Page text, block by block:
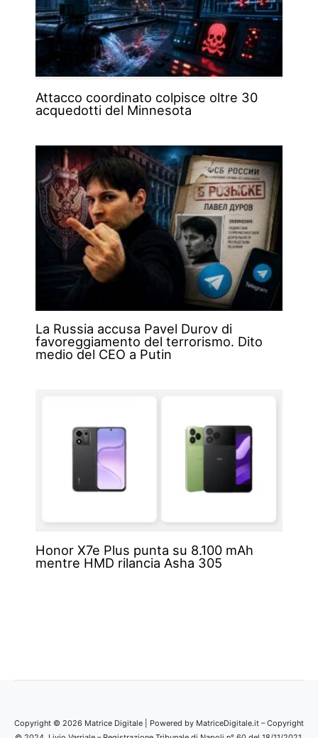
Attacco coordinato colpisce oltre 30
acquedotti del Minnesota
La Russia accusa Pavel Durov di
favoreggiamento del terrorismo. Dito
medio del CEO a Putin
Honor X7e Plus punta su 8.100 mAh
mentre HMD rilancia Asha 305
Copyright © 2026 Matrice Digitale | Powered by MatriceDigitale.it – Copyright